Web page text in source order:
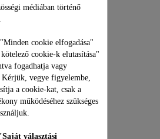
HAJSZÁRÍTÓ
CSOMAG
meglepetések nélkül
kiterjesztett
garancia!
13 390 Ft
Kosárba
médiában történő
cookie elfogadása"
cookie-k elutasítása"
fogadhatja vagy
vegye figyelembe,
a cookie-kat, csak a
működéséhez szükséges
választási